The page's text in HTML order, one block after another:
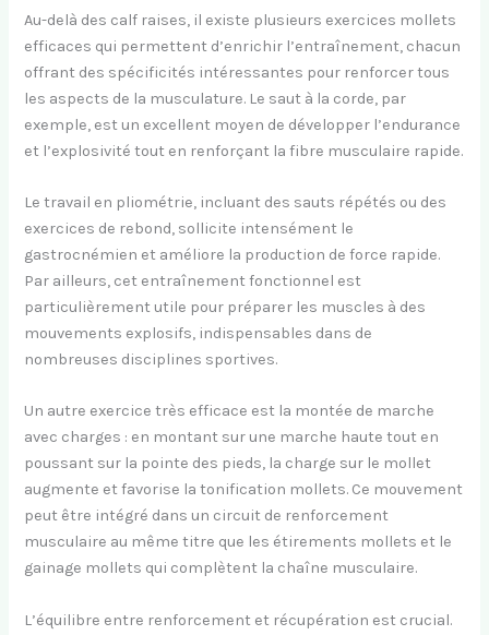
Au-delà des calf raises, il existe plusieurs exercices mollets
efficaces qui permettent d’enrichir l’entraînement, chacun
offrant des spécificités intéressantes pour renforcer tous
les aspects de la musculature. Le saut à la corde, par
exemple, est un excellent moyen de développer l’endurance
et l’explosivité tout en renforçant la fibre musculaire rapide.
Le travail en pliométrie, incluant des sauts répétés ou des
exercices de rebond, sollicite intensément le
gastrocnémien et améliore la production de force rapide.
Par ailleurs, cet entraînement fonctionnel est
particulièrement utile pour préparer les muscles à des
mouvements explosifs, indispensables dans de
nombreuses disciplines sportives.
Un autre exercice très efficace est la montée de marche
avec charges : en montant sur une marche haute tout en
poussant sur la pointe des pieds, la charge sur le mollet
augmente et favorise la tonification mollets. Ce mouvement
peut être intégré dans un circuit de renforcement
musculaire au même titre que les étirements mollets et le
gainage mollets qui complètent la chaîne musculaire.
L’équilibre entre renforcement et récupération est crucial.